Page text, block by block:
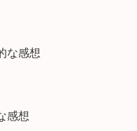
な感想
感想